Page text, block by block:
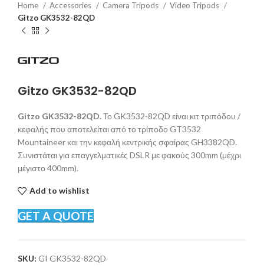
Home Accessories Camera Tripods
Video Tripods
Gitzo GK3532-82QD
Gitzo GK3532-82QD
Gitzo GK3532-82QD.Το GK3532-82QD είναι κιτ τριπόδου /
κεφαλής που αποτελείται από το τρίποδο GT3532
Mountaineer και την κεφαλή κεντρικής σφαίρας GH3382QD.
Συνιστάται για επαγγελματικές DSLR με φακούς 300mm (μέχρι
μέγιστο 400mm).
Add to wishlist
GET A QUOTE
SKU: GI GK3532-82QD